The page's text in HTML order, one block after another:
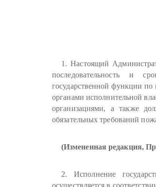
1. Настоящий
последовательность и
государственной функции
органами исполнительной
организациями, а также
обязательных требований
(Измененная редакция,
2. Исполнение
осуществляется в